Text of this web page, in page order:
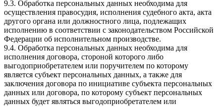
9.3. Обработка персональных данных необходима для
осуществления правосудия, исполнения судебного акта, акта
другого органа или должностного лица, подлежащих
исполнению в соответствии с законодательством Российской
Федерации об исполнительном производстве.
9.4. Обработка персональных данных необходима для
исполнения договора, стороной которого либо
выгодоприобретателем или поручителем по которому
является субъект персональных данных, а также для
заключения договора по инициативе субъекта персональных
данных или договора, по которому субъект персональных
данных будет являться выгодоприобретателем или